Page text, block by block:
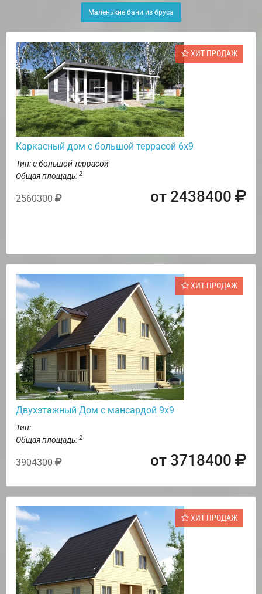
Маленькие бани из бруса
ХИТ ПРОДАЖ
Каркасный дом с большой террасой 6х9
Тип: с большой террасой
Общая площадь: 2
2560300 от 2438400
ХИТ ПРОДАЖ
Двухэтажный Дом с мансардой 9х9
Тип:
Общая площадь: 2
3904300 от 3718400
ХИТ ПРОДАЖ